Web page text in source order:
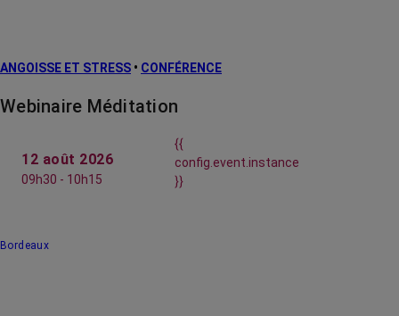
ANGOISSE ET STRESS • CONFÉRENCE
Webinaire Méditation
12 août 2026
09h30 - 10h15
{{
config.event.instance
}}
Bordeaux